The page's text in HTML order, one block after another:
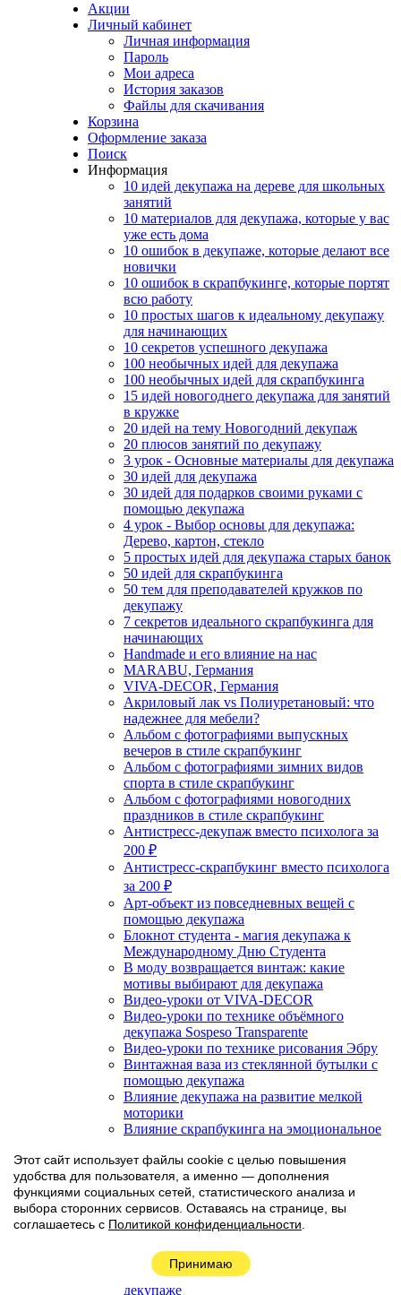
Акции
Личный кабинет
Личная информация
Пароль
Мои адреса
История заказов
Файлы для скачивания
Корзина
Оформление заказа
Поиск
Информация
10 идей декупажа на дереве для школьных
занятий
10 материалов для декупажа, которые у вас
уже есть дома
10 ошибок в декупаже, которые делают все
новички
10 ошибок в скрапбукинге, которые портят
всю работу
10 простых шагов к идеальному декупажу
для начинающих
10 секретов успешного декупажа
100 необычных идей для декупажа
100 необычных идей для скрапбукинга
15 идей новогоднего декупажа для занятий
в кружке
20 идей на тему Новогодний декупаж
20 плюсов занятий по декупажу
3 урок - Основные материалы для декупажа
30 идей для декупажа
30 идей для подарков своими руками с
помощью декупажа
4 урок - Выбор основы для декупажа:
Дерево, картон, стекло
5 простых идей для декупажа старых банок
50 идей для скрапбукинга
50 тем для преподавателей кружков по
декупажу
7 секретов идеального скрапбукинга для
начинающих
Handmade и его влияние на нас
MARABU, Германия
VIVA-DECOR, Германия
Акриловый лак vs Полиуретановый: что
надежнее для мебели?
Альбом с фотографиями выпускных
вечеров в стиле скрапбукинг
Альбом с фотографиями зимних видов
спорта в стиле скрапбукинг
Альбом с фотографиями новогодних
праздников в стиле скрапбукинг
Антистресс-декупаж вместо психолога за
200 ₽
Антистресс-скрапбукинг вместо психолога
за 200 ₽
Арт-объект из повседневных вещей с
помощью декупажа
Блокнот студента - магия декупажа к
Международному Дню Студента
В моду возвращается винтаж: какие
мотивы выбирают для декупажа
Видео-уроки от VIVA-DECOR
Видео-уроки по технике объёмного
декупажа Sospeso Transparente
Видео-уроки по технике рисования Эбру
Винтажная ваза из стеклянной бутылки с
помощью декупажа
Влияние декупажа на развитие мелкой
моторики
Влияние скрапбукинга на эмоциональное
Вопросы и ответы
Выбор клея для декупажа: как не
ошибиться
Выражение своей индивидуальности в
декупаже
скрапбукинга 2026
Глубокое эстетическое удовольствие в
декупаже
Этот сайт использует файлы cookie с целью повышения
удобства для пользователя, а именно — дополнения
функциями социальных сетей, статистического анализа и
выбора сторонних сервисов. Оставаясь на странице, вы
соглашаетесь с Политикой конфиденциальности
Принимаю